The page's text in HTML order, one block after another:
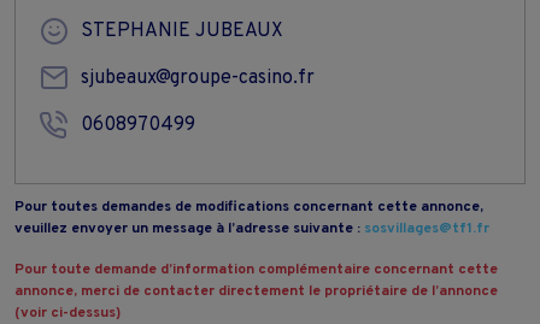
STEPHANIE JUBEAUX
sjubeaux@groupe-casino.fr
0608970499
Pour toutes demandes de modifications concernant cette annonce,
veuillez envoyer un message à l’adresse suivante : sosvillages@tf1.fr
Pour toute demande d’information complémentaire concernant cette
annonce, merci de contacter directement le propriétaire de l’annonce
(voir ci-dessus)